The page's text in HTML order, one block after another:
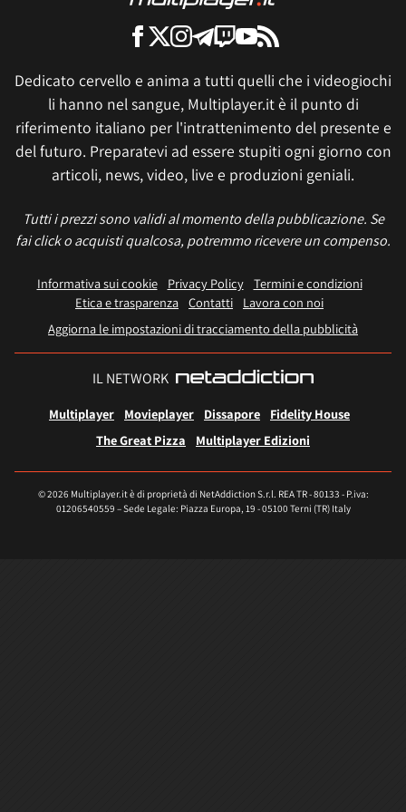
Dedicato cervello e anima a tutti quelli che i videogiochi
li hanno nel sangue, Multiplayer.it è il punto di
riferimento italiano per l'intrattenimento del presente e
del futuro. Preparatevi ad essere stupiti ogni giorno con
articoli, news, video, live e produzioni geniali.
Tutti i prezzi sono validi al momento della pubblicazione. Se
fai click o acquisti qualcosa, potremmo ricevere un compenso.
Informativa sui cookie Privacy Policy
Termini e condizioni
Etica e trasparenza Contatti
Lavora con noi
Aggiorna le impostazioni di tracciamento della pubblicità
IL NETWORK
Multiplayer Movieplayer Dissapore
Fidelity House
The Great Pizza
Multiplayer Edizioni
© 2026 Multiplayer.it è di proprietà di NetAddiction S.r.l. REA TR - 80133 - P.iva:
01206540559 – Sede Legale: Piazza Europa, 19 - 05100 Terni (TR) Italy